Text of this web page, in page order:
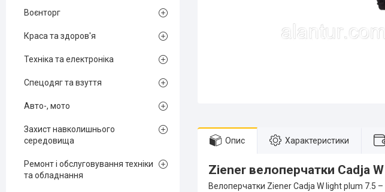
Опис Характеристики
Ziener велоперчатки Cadja
Велоперчатки Ziener Cadja W light plum 7.5
Воєнторг
Краса та здоров'я
Техніка та електроніка
Спецодяг та взуття
Авто-, мото
Захист навколишнього
середовища
Ремонт і обслуговування техніки
та обладнання